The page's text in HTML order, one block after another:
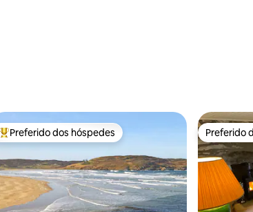
Entre os melhores preferidos dos hóspedes
Preferido dos hóspedes Preferido
Preferido